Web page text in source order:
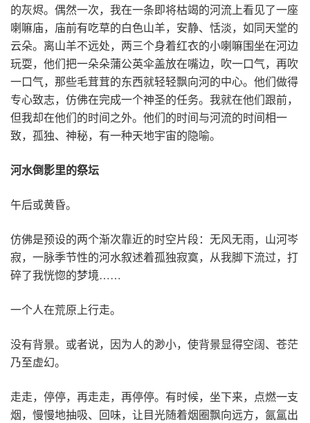
的灰烬。偶然一次，我在一条即将枯竭的河流上看见了一座
喇嘛庙，庙前有吃草的白色山羊，安静、恬淡，如同天堂的
云朵。离山羊不远处，两三个身着红衣的小喇嘛围坐在河边
玩耍，他们把一朵朵蒲公英伞盖放在嘴边，吹一口气，再吹
一口气，那些毛茸茸的东西就轻轻飘向河的中心。他们做得
专心致志，仿佛在完成一个神圣的任务。我就在他们跟前，
但我却在他们的时间之外。他们的时间与河流的时间相一
致，孤独、神秘，有一种天地宇宙的隐喻。
河水倒影里的祭坛
午后或黄昏。
仿佛是预设的两个渐次靠近的时空片段：无风无雨，山河岑
寂，一脉季节性的河水叙述着孤独寂寞，从我脚下流过，打
碎了我恍惚的梦境……
一个人在荒原上行走。
没有背景。或者说，因为人的渺小，使背景显得空阔、苍茫
乃至虚幻。
走走，停停，再走走，再停停。有时候，坐下来，点燃一支
烟，慢慢地抽吸、回味，让目光随着烟圈飘向远方，氤氲出